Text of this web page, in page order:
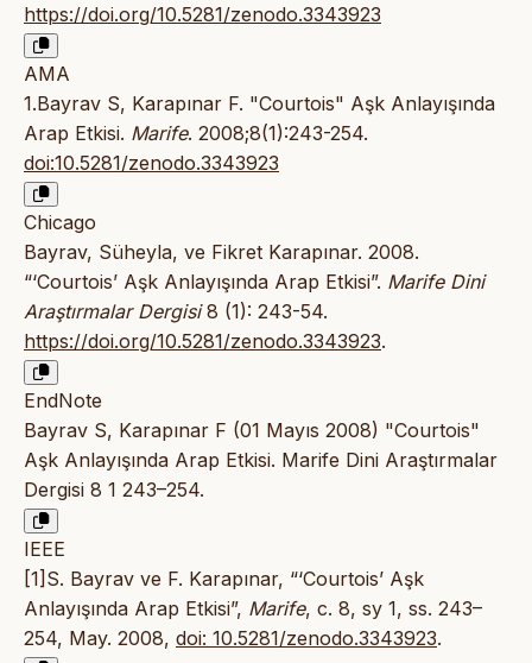
https://doi.org/10.5281/zenodo.3343923
AMA
1.Bayrav S, Karapınar F. "Courtois" Aşk Anlayışında
Arap Etkisi. Marife. 2008;8(1):243-254.
doi:10.5281/zenodo.3343923
Chicago
Bayrav, Süheyla, ve Fikret Karapınar. 2008.
“‘Courtois’ Aşk Anlayışında Arap Etkisi”. Marife Dini
Araştırmalar Dergisi8 (1): 243-54.
https://doi.org/10.5281/zenodo.3343923.
EndNote
Bayrav S, Karapınar F (01 Mayıs 2008) "Courtois"
Aşk Anlayışında Arap Etkisi. Marife Dini Araştırmalar
Dergisi 8 1 243–254.
IEEE
[1]S. Bayrav ve F. Karapınar, “‘Courtois’ Aşk
Anlayışında Arap Etkisi”, Marife, c. 8, sy 1, ss. 243–
254, May. 2008, doi: 10.5281/zenodo.3343923.